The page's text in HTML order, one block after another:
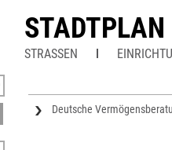
STRASSEN
Deutsche